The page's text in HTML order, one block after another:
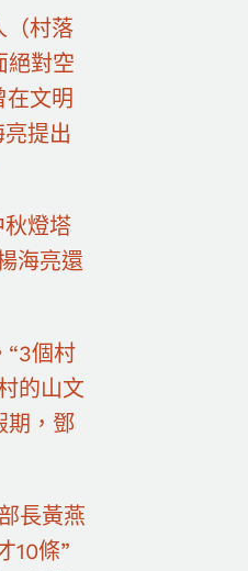
（村落
絕對空
在文明
提出
燈塔
海亮還
“3個村
的山文
期，鄧
長黃燕
10條”